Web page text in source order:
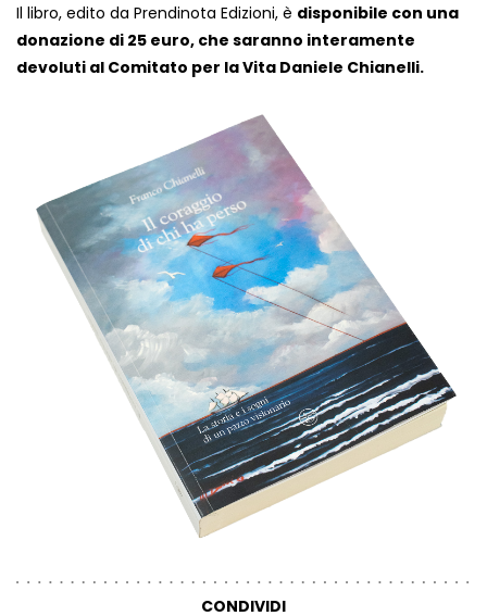
Il libro, edito da Prendinota Edizioni, è disponibile con una
donazione di 25 euro, che saranno interamente
devoluti al Comitato per la Vita Daniele Chianelli.
CONDIVIDI